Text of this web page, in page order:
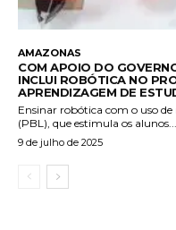
AMAZONAS
COM APOIO DO
INCLUI ROBÓTICA NO
APRENDIZAGEM DE
Ensinar robótica com o uso
(PBL), que estimula os alunos...
9 de julho de 2025